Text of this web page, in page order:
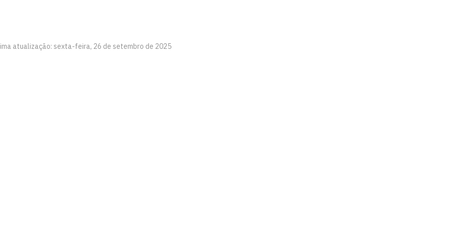
atualização: sexta-feira, 26 de setembro de 2025